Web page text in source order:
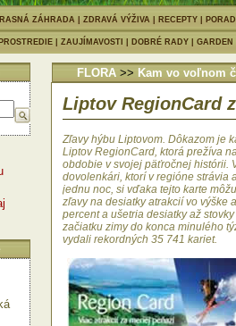
ZÁHRADA| ZDRAVÁ VÝŽIVA| RECEPTY|
ZAUJÍMAVOSTI DOBRÉ RADY
FLORA >> Kam vo voľnom
Liptov RegionCard
Zľavy hýbu Liptovom. Dôkazom je
Liptov RegionCard, ktorá prežíva
obdobie v svojej päťročnej histórii.
dovolenkári, ktorí v regióne strávia
jednu noc, si vďaka tejto karte
zľavy na desiatky atrakcií vo výške
percent a ušetria desiatky až
začiatku zimy do konca minulého
vydali rekordných 35 741 kariet.